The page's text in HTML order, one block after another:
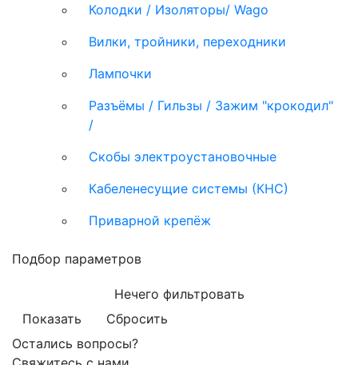
Колодки / Изоляторы/ Wago
Вилки, тройники, переходники
Лампочки
Разъёмы / Гильзы / Зажим "крокодил"
/
Скобы электроустановочные
Кабеленесущие системы (КНС)
Приварной крепёж
Подбор параметров
Нечего фильтровать
Показать
Сбросить
Остались вопросы?